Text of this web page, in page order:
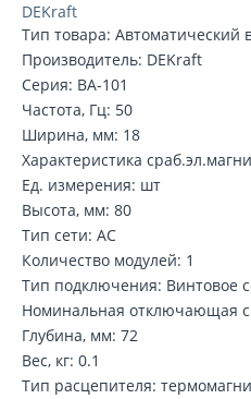
DEKraft
Тип товара: Автоматический
Производитель: DEKraft
Серия: ВА-101
Частота, Гц: 50
Ширина, мм: 18
Характеристика
Ед. измерения: шт
Высота, мм: 80
Тип сети: AC
Количество модулей: 1
Тип подключения: Винтовое
Номинальная отключающая
Глубина, мм: 72
Вес, кг: 0.1
Тип расцепителя: